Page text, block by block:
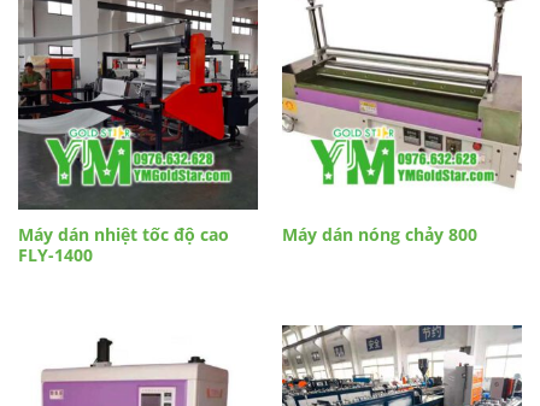
Máy dán nhiệt tốc độ cao
FLY-1400
Máy dán nóng chảy 800